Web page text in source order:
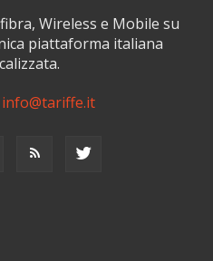
Wireless e Mobile su
piattaforma italiana
info@tariffe.it